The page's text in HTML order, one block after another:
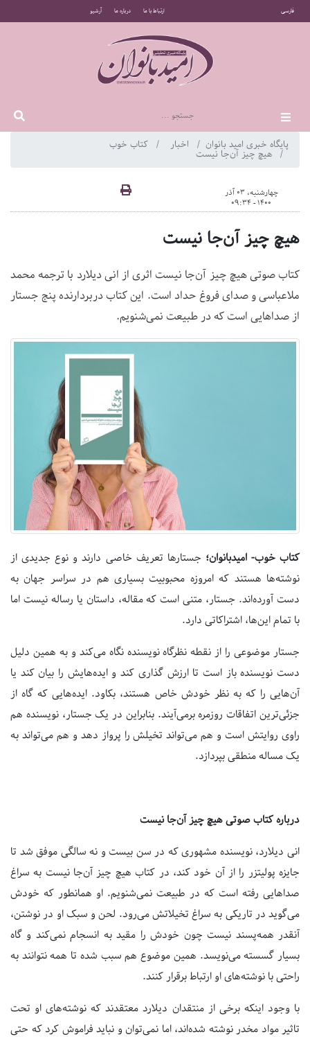
فارسی ارتباط با ما درباره ما آرشیو
پایگاه خبری امید بانوان اخبار کتاب خوب
هیچ چیز آن‌جا نیست
چهارشنبه، 03 آذر
1400 - 09:34
هیچ چیز آن‌جا نیست
کتاب صوتی هیچ چیز آن‌جا نیست اثری از انی دیلارد با ترجمه محمد
ملاعباسی و صدای فروغ حداد است. این کتاب دربردارنده پنج جستار
از صداهایی است که در طبیعت نمی‌شنویم.
کتاب خوب- امیدبانوان؛ جستارها تعریف خاصی دارند و نوع جدیدی از
نوشته‌ها هستند که امروزه محبوبیت بسیاری هم در سراسر جهان به
دست آورده‌اند. جستار، متنی است که مقاله، داستان یا رساله نیست اما
با تمام این‌ها، اشتراکاتی دارد.
جستار موضوعی را از نقطه نظرگاه نویسنده نگاه می‌کند و به همین دلیل
دست نویسنده باز است تا ارزش گذاری کند و ایده‌هایش را بیان کند یا
آن‌هایی را که به نظر خودش خاص هستند، بکاود. ایده‌هایی که گاه از
جزئی‌ترین اتفاقات روزمره برمی‌آیند. بنابراین در یک جستار، نویسنده هم
راوی روایتش است و هم می‌تواند تخیلش را پرواز دهد و هم می‌تواند به
یک مساله منطقی بپردازد.
درباره کتاب صوتی هیچ چیز آن‌جا نیست
انی دیلارد، نویسنده مشهوری که در سن بیست و نه سالگی موفق شد تا
جایزه پولیتزر را از آن خود کند، در کتاب هیچ چیز آن‌جا نیست به سراغ
صداهایی رفته است که در طبیعت نمی‌شنویم. او همانطور که خودش
می‌گوید در تاریکی به سراغ تخیلاتش می‌رود. لحن و سبک او در نوشتن،
آنقدر همه‌پسند نیست چون خودش را مقید به انسجام نمی‌کند و گاه
بسیار گسسته می‌نویسد. همین موضوع هم سبب شده تا همه نتوانند به
راحتی با نوشته‌های او ارتباط برقرار کنند.
با وجود اینکه برخی از منتقدان دیلارد معتقدند که نوشته‌های او تحت
تاثیر مواد مخدر نوشته شده‌اند، اما نمی‌توان و نباید فراموش کرد که حتی